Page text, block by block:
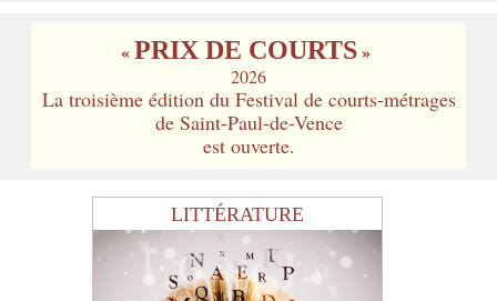
«PRIX DE COURTS»
2026
La troisième édition du Festival de courts-métrages
de Saint-Paul-de-Vence
est ouverte.
LITTÉRATURE